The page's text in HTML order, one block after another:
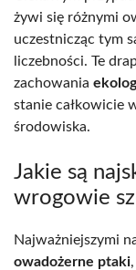
żywi się różnymi
uczestnicząc tym
liczebności. Te
zachowania
stanie całkowicie
środowiska.
Jakie są
wrogowie
Najważniejszymi
owadożerne ptaki